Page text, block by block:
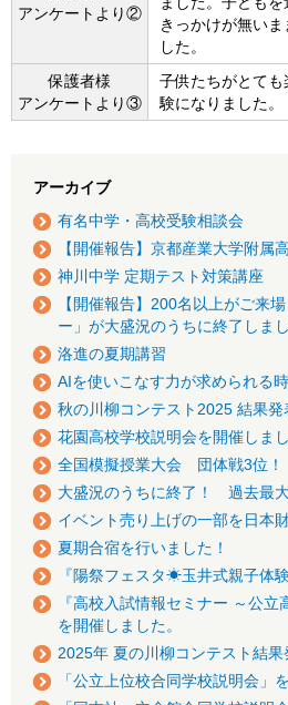
アンケートより②
きっかけが無い
した。
保護者様
アンケートより③
子供たちがとて
験になりました。
アーカイブ
有名中学・高校受験相談会
【開催報告】京都産業大学附属
神川中学 定期テスト対策講座
【開催報告】200名以上がご来
ー」が大盛況のうちに終了しま
洛進の夏期講習
AIを使いこなす力が求められる
秋の川柳コンテスト2025 結果発
花園高校学校説明会を開催しまし
全国模擬授業大会 団体戦3位！
大盛況のうちに終了！ 過去最
イベント売り上げの一部を日本
夏期合宿を行いました！
『陽祭フェスタ☀玉井式親子体
『高校入試情報セミナー ～公立
を開催しました。
2025年 夏の川柳コンテスト結果
「公立上位校合同学校説明会」